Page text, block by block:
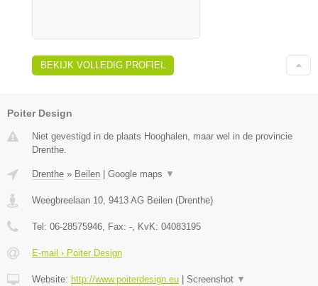
BEKIJK VOLLEDIG PROFIEL
Poiter Design
Niet gevestigd in de plaats Hooghalen, maar wel in de provincie
Drenthe.
Drenthe » Beilen Google maps ▼
Weegbreelaan 10, 9413 AG Beilen (Drenthe)
Tel: 06-28575946, Fax: -, KvK: 04083195
E-mail › Poiter Design
Website: http://www.poiterdesign.eu Screenshot ▼